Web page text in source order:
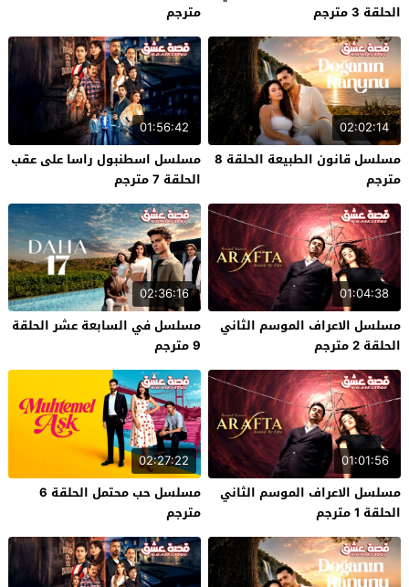
الحلقة 3 مترجم
مترجم
02:02:14
مسلسل قانون الطبيعة الحلقة 8
مترجم
01:56:42
مسلسل اسطنبول راسا على عقب
الحلقة 7 مترجم
01:04:38
مسلسل الاعراف الموسم الثاني
الحلقة 2 مترجم
02:36:16
مسلسل في السابعة عشر الحلقة
9 مترجم
01:01:56
مسلسل الاعراف الموسم الثاني
الحلقة 1 مترجم
02:27:22
مسلسل حب محتمل الحلقة 6
مترجم